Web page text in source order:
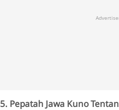
5. Pepatah Jawa Kuno